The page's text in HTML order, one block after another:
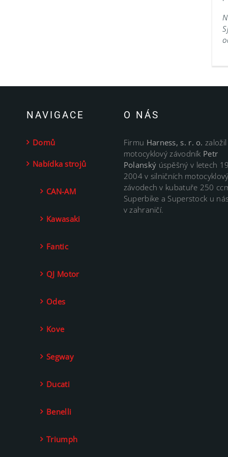
NAVIGACE
Domů
Nabídka strojů
CAN-AM
Kawasaki
Fantic
QJ Motor
Odes
Kove
Segway
Ducati
Benelli
Triumph
O NÁS
Firmu Harness, s. r. o.
motocyklový závodník Petr
Polanský úspěšný v letech
2004 v silničních
závodech v kubatuře 250
Superbike a Superstock u
v zahraničí.